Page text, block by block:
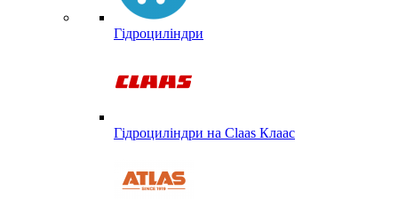
Гідроциліндри
Гідроциліндри на Claas Клаас